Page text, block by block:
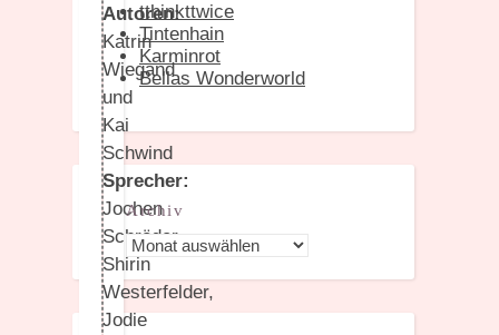
Autoren:
Katrin
Wiegand
und
Kai
Schwind
Sprecher:
Jochen
Schröder,
Shirin
Westerfelder,
Jodie
tthinkttwice
Tintenhain
Karminrot
Bellas Wonderworld
Archiv
Archiv